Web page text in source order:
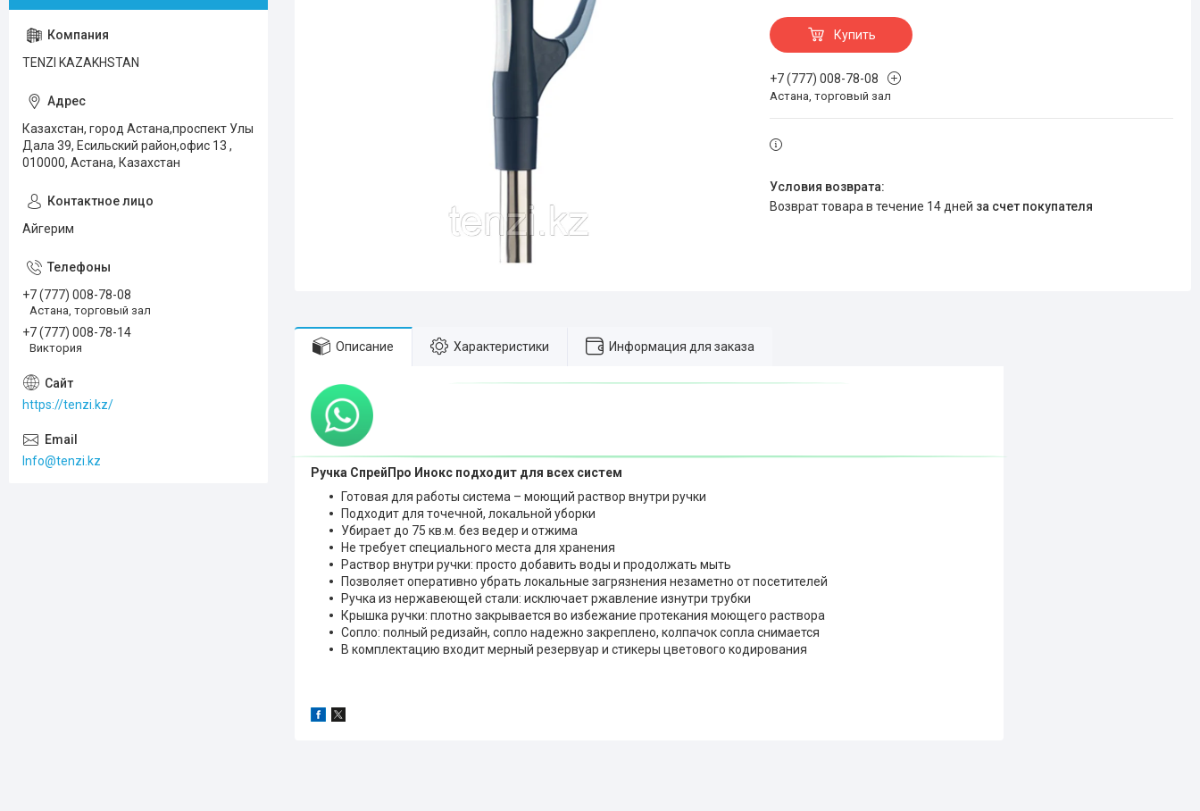
Купить
+7 (777) 008-78-08
Астана, торговый зал
возврат товара в течение 14 дней за счет покупателя
Описание Характеристики Информация для заказа
Ручка СпрейПро Инокс подходит для всех систем
Готовая для работы система – моющий раствор внутри ручки
Подходит для точечной, локальной уборки
Убирает до 75 кв.м. без ведер и отжима
Не требует специального места для хранения
Раствор внутри ручки: просто добавить воды и продолжать мыть
Позволяет оперативно убрать локальные загрязнения незаметно от посетителей
Ручка из нержавеющей стали: исключает ржавление изнутри трубки
Крышка ручки: плотно закрывается во избежание протекания моющего раствора
Сопло: полный редизайн, сопло надежно закреплено, колпачок сопла снимается
В комплектацию входит мерный резервуар и стикеры цветового кодирования
TENZI KAZAKHSTAN
Казахстан, город Астана,проспект Улы
Дала 39, Есильский район,офис 13 ,
010000, Астана, Казахстан
Айгерим
+7 (777) 008-78-08
Астана, торговый зал
+7 (777) 008-78-14
Виктория
https://tenzi.kz/
Info@tenzi.kz